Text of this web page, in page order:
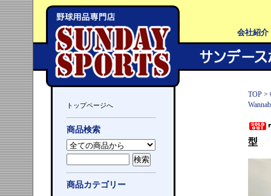
会社紹介
トップページへ
商品検索
商品カテゴリー
TOP >
型